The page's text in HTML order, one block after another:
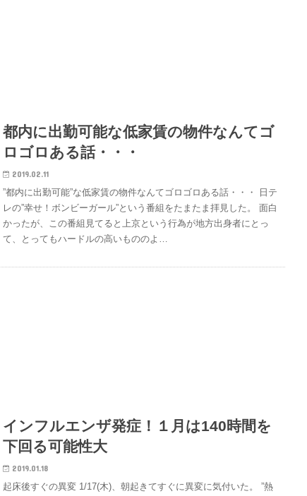
都内に出勤可能な低家賃の物件なんてゴ
ロゴロある話・・・
2019.02.11
”都内に出勤可能”な低家賃の物件なんてゴロゴロある話・・・ 日テ
レの”幸せ！ボンビーガール”という番組をたまたま拝見した。 面白
かったが、この番組見てると上京という行為が地方出身者にとっ
て、とってもハードルの高いもののよ…
インフルエンザ発症！１月は140時間を
下回る可能性大
2019.01.18
起床後すぐの異変 1/17(木)、朝起きてすぐに異変に気付いた。 ”熱